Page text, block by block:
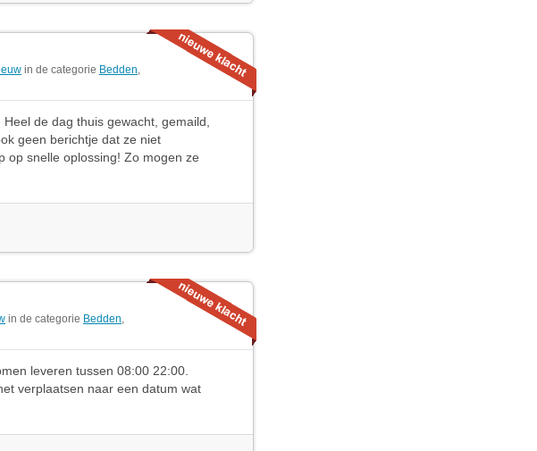
in de categorie Bedden,
de dag thuis gewacht, gemaild,
geen berichtje dat ze niet
op snelle oplossing! Zo mogen ze
in de categorie Bedden,
leveren tussen 08:00 22:00.
verplaatsen naar een datum wat